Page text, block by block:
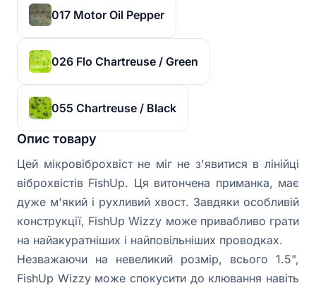
017 Motor Oil Pepper
026 Flo Chartreuse / Green
055 Chartreuse / Black
Опис товару
Цей мікровіброхвіст не міг не з'явитися в лінійці
віброхвістів FishUp. Ця витончена приманка, має
дуже м'який і рухливий хвост. Завдяки особливій
конструкції, FishUp Wizzy може привабливо грати
на найакуратніших і найповільніших проводках.
Незважаючи на невеликий розмір, всього 1.5",
FishUp Wizzy може спокусити до клювання навіть